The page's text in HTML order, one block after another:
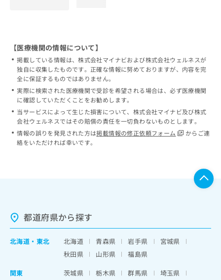
【医療機関の情報について】
掲載している情報は、株式会社マイナビおよび株式会社ウェルネスが
独自に収集したものです。正確な情報に努めておりますが、内容を完
全に保証するものではありません。
実際に検索された医療機関で受診を希望される場合は、必ず医療機関
に確認していただくことをお勧めします。
当サービスによって生じた損害について、株式会社マイナビ及び株式
会社ウェルネスではその賠償の責任を一切負わないものとします。
情報の誤りを発見された方は掲載情報の修正依頼フォーム
からご連
絡をいただければ幸いです。
都道府県から探す
北海道 ・ 東北 北海道 青森県 岩手県
宮城県
秋田県
山形県
福島県
関東
茨城県 栃木県 群馬県
埼玉県